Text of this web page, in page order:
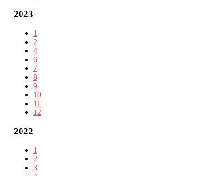
2023
1
2
4
6
7
8
9
10
11
12
2022
1
2
3